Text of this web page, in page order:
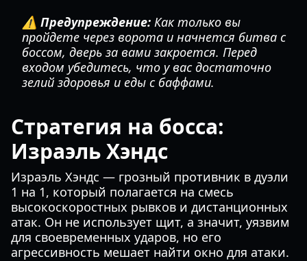
⚠️ Предупреждение: Как только вы
пройдете через ворота и начнется битва с
боссом, дверь за вами закроется. Перед
входом убедитесь, что у вас достаточно
зелий здоровья и еды с баффами.
Стратегия на босса:
Израэль Хэндс
Израэль Хэндс — грозный противник в дуэли
1 на 1, который полагается на смесь
высокоскоростных рывков и дистанционных
атак. Он не использует щит, а значит, уязвим
для своевременных ударов, но его
агрессивность мешает найти окно для атаки.